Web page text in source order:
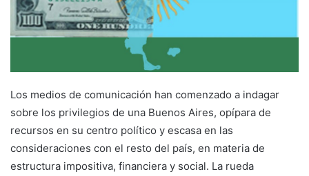
Los medios de comunicación han comenzado a indagar
sobre los privilegios de una Buenos Aires, opípara de
recursos en su centro político y escasa en las
consideraciones con el resto del país, en materia de
estructura impositiva, financiera y social. La rueda